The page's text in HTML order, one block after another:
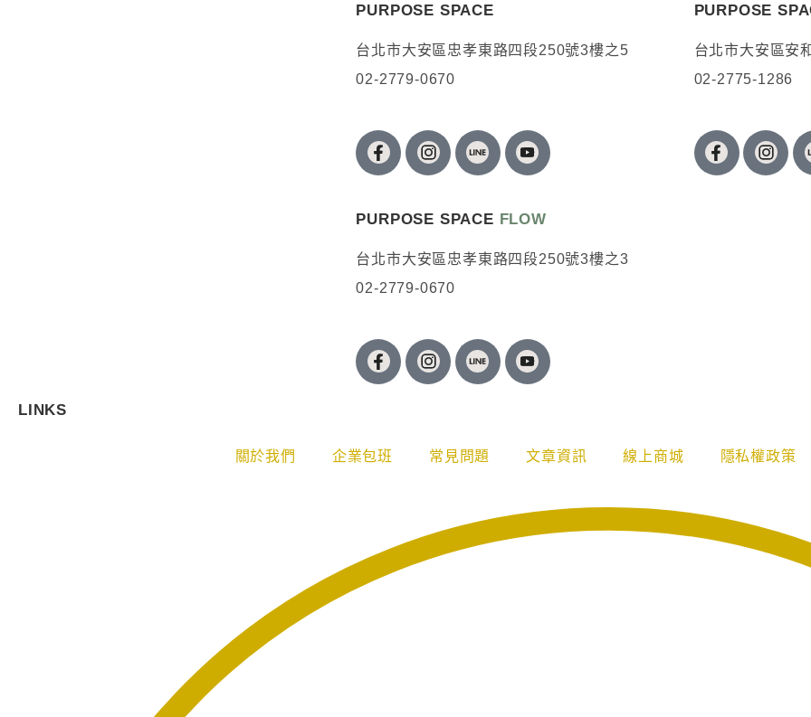
GO FOR YOUR PURPOSE NOW
PURPOSE SPACE
台北市大安區忠孝東路四段250號3樓之5
02-2779-0670
PURPOSE SPACE FLOW
台北市大安區忠孝東路四段250號3樓之3
02-2779-0670
PURPOSE
台北市大安區安
02-2775-1286
LINKS
關於我們 企業包班 常見問題 文章資訊 線上商城 隱私權政策